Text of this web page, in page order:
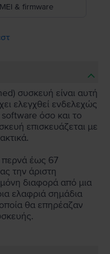
& firmware
συσκευή είναι αυτή
ελεγχθεί ενδελεχώς
software όσο και το
επισκευάζεται με
έως 67
την άριστη
διαφορά από μια
ελαφριά σημάδια
θα επηρέαζαν